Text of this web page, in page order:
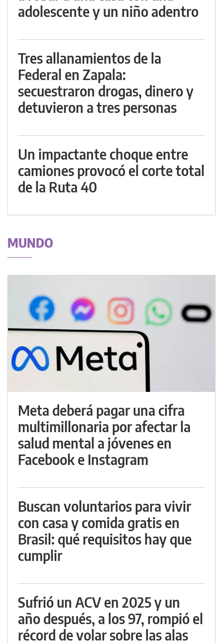
adolescente y un niño adentro
Tres allanamientos de la
Federal en Zapala:
secuestraron drogas, dinero y
detuvieron a tres personas
Un impactante choque entre
camiones provocó el corte total
de la Ruta 40
MUNDO
Meta deberá pagar una cifra
multimillonaria por afectar la
salud mental a jóvenes en
Facebook e Instagram
Buscan voluntarios para vivir
con casa y comida gratis en
Brasil: qué requisitos hay que
cumplir
Sufrió un ACV en 2025 y un
año después, a los 97, rompió el
récord de volar sobre las alas